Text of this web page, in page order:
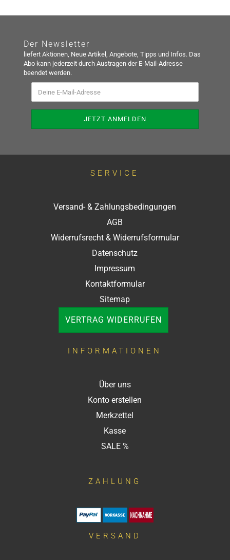
Der Newsletter
liefert Aktionen, Neue Artikel, Angebote, Tipps und Infos. Das
Abo kann jederzeit durch Austragen der E-Mail-Adresse
beendet werden.
SERVICE
Versand- & Zahlungsbedingungen
AGB
Widerrufsrecht & Widerrufsformular
Datenschutz
Impressum
Kontaktformular
Sitemap
VERTRAG WIDERRUFEN
INFORMATIONEN
Über uns
Konto erstellen
Merkzettel
Kasse
SALE %
ZAHLUNG
VERSAND